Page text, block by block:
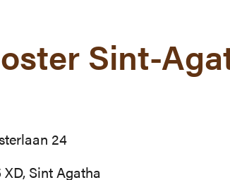
Sint-
24
XD, Sint Agatha